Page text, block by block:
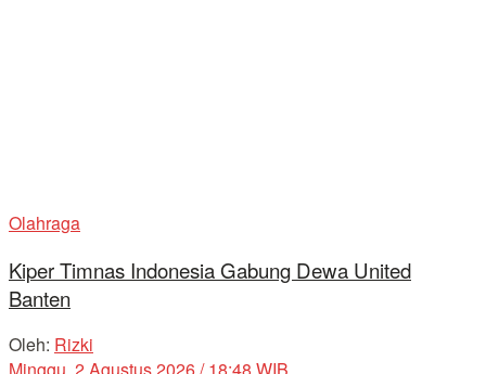
Olahraga
Kiper Timnas Indonesia Gabung Dewa United
Banten
Oleh: Rizki